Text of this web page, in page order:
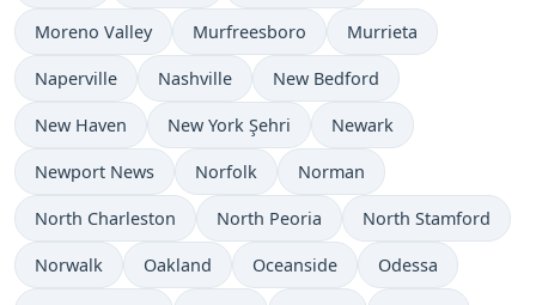
Moreno Valley Murfreesboro Murrieta
Naperville Nashville New Bedford
New Haven New York Şehri Newark
Newport News Norfolk Norman
North Charleston North Peoria North Stamford
Norwalk Oakland Oceanside Odessa